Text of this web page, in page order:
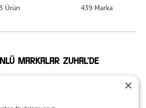
Ürün 439 Marka
Markalar Zuhal’de
Türkiye’deki tek yetkili distribütörü Zuhal×